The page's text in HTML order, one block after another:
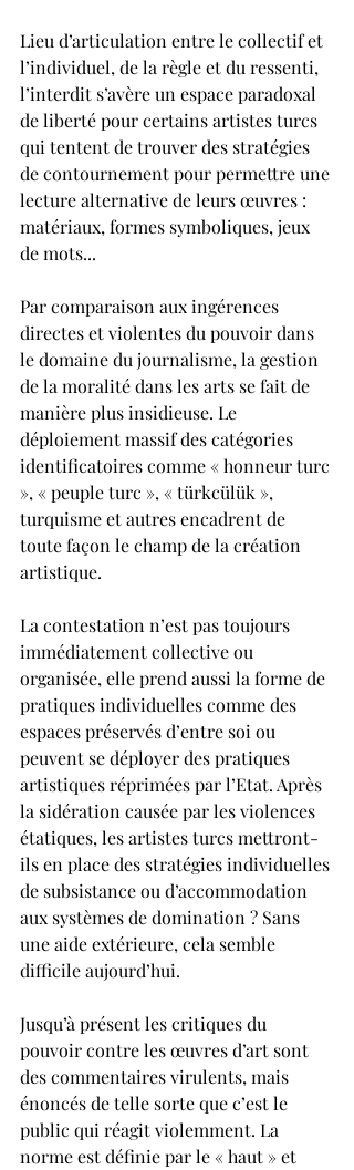
Lieu d’articulation entre le collectif et
l’individuel, de la règle et du ressenti,
l’interdit s’avère un espace paradoxal
de liberté pour certains artistes turcs
qui tentent de trouver des stratégies
de contournement pour permettre une
lecture alternative de leurs œuvres :
matériaux, formes symboliques, jeux
de mots...
Par comparaison aux ingérences
directes et violentes du pouvoir dans
le domaine du journalisme, la gestion
de la moralité dans les arts se fait de
manière plus insidieuse. Le
déploiement massif des catégories
identificatoires comme « honneur turc
», « peuple turc », « türkcülük »,
turquisme et autres encadrent de
toute façon le champ de la création
artistique.
La contestation n’est pas toujours
immédiatement collective ou
organisée, elle prend aussi la forme de
pratiques individuelles comme des
espaces préservés d’entre soi ou
peuvent se déployer des pratiques
artistiques réprimées par l’Etat. Après
la sidération causée par les violences
étatiques, les artistes turcs mettront-
ils en place des stratégies individuelles
de subsistance ou d’accommodation
aux systèmes de domination ? Sans
une aide extérieure, cela semble
difficile aujourd’hui.
Jusqu’à présent les critiques du
pouvoir contre les œuvres d’art sont
des commentaires virulents, mais
énoncés de telle sorte que c’est le
public qui réagit violemment. La
norme est définie par le « haut » et